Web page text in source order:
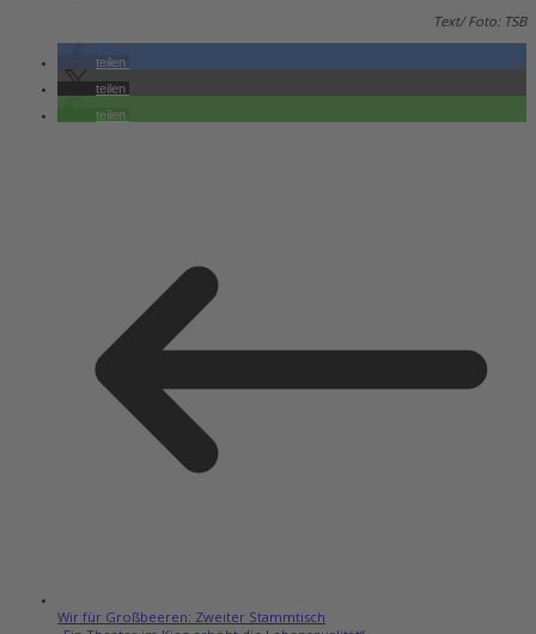
Text/ Foto: TSB
teilen
teilen
teilen
Wir für Großbeeren: Zweiter Stammtisch